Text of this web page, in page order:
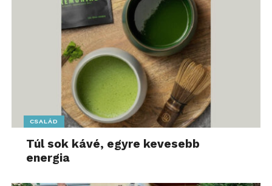
CSALÁD
Túl sok kávé, egyre kevesebb
energia